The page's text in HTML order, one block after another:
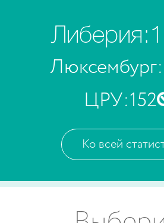
Либерия:
Люксембург:
ЦРУ:152
Ко всей